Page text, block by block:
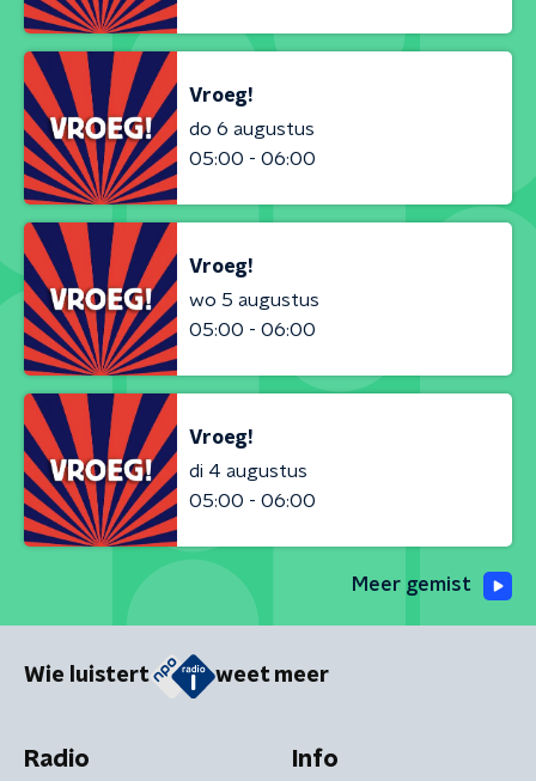
Vroeg!
do 6 augustus
05:00 - 06:00
Vroeg!
wo 5 augustus
05:00 - 06:00
Vroeg!
di 4 augustus
05:00 - 06:00
Meer gemist
Wie luistert weet meer
Radio Info